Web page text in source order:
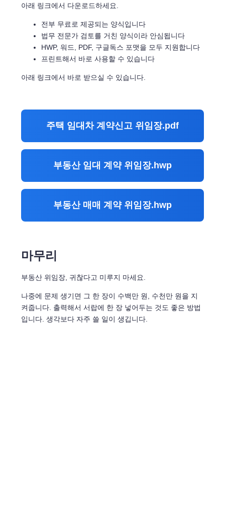
아래 링크에서 다운로드하세요.
전부 무료로 제공되는 양식입니다
법무 전문가 검토를 거친 양식이라 안심됩니다
HWP, 워드, PDF, 구글독스 포맷을 모두 지원합니다
프린트해서 바로 사용할 수 있습니다
아래 링크에서 바로 받으실 수 있습니다.
주택 임대차 계약신고 위임장.pdf
부동산 임대 계약 위임장.hwp
부동산 매매 계약 위임장.hwp
마무리
부동산 위임장, 귀찮다고 미루지 마세요.
나중에 문제 생기면 그 한 장이 수백만 원, 수천만 원을 지
켜줍니다. 출력해서 서랍에 한 장 넣어두는 것도 좋은 방법
입니다. 생각보다 자주 쓸 일이 생깁니다.